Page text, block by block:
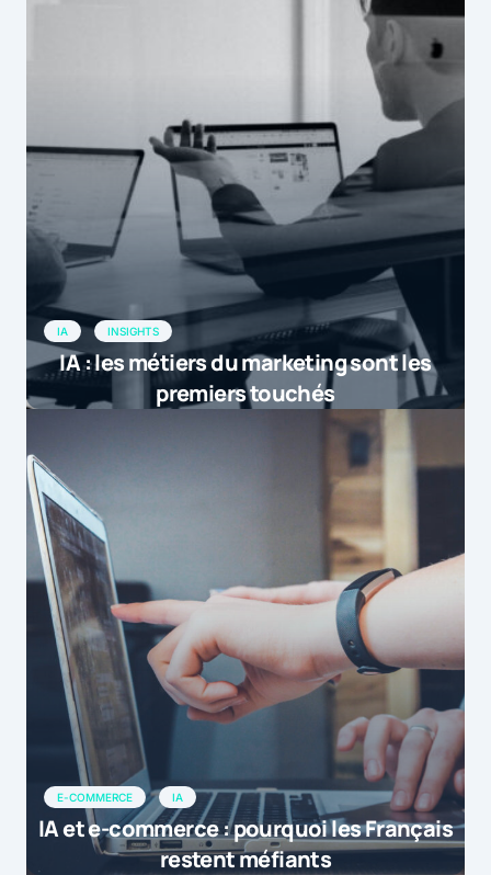
IA INSIGHTS
IA : les métiers du marketing sont les
premiers touchés
E-COMMERCE IA
IA et e-commerce : pourquoi les Français
restent méfiants